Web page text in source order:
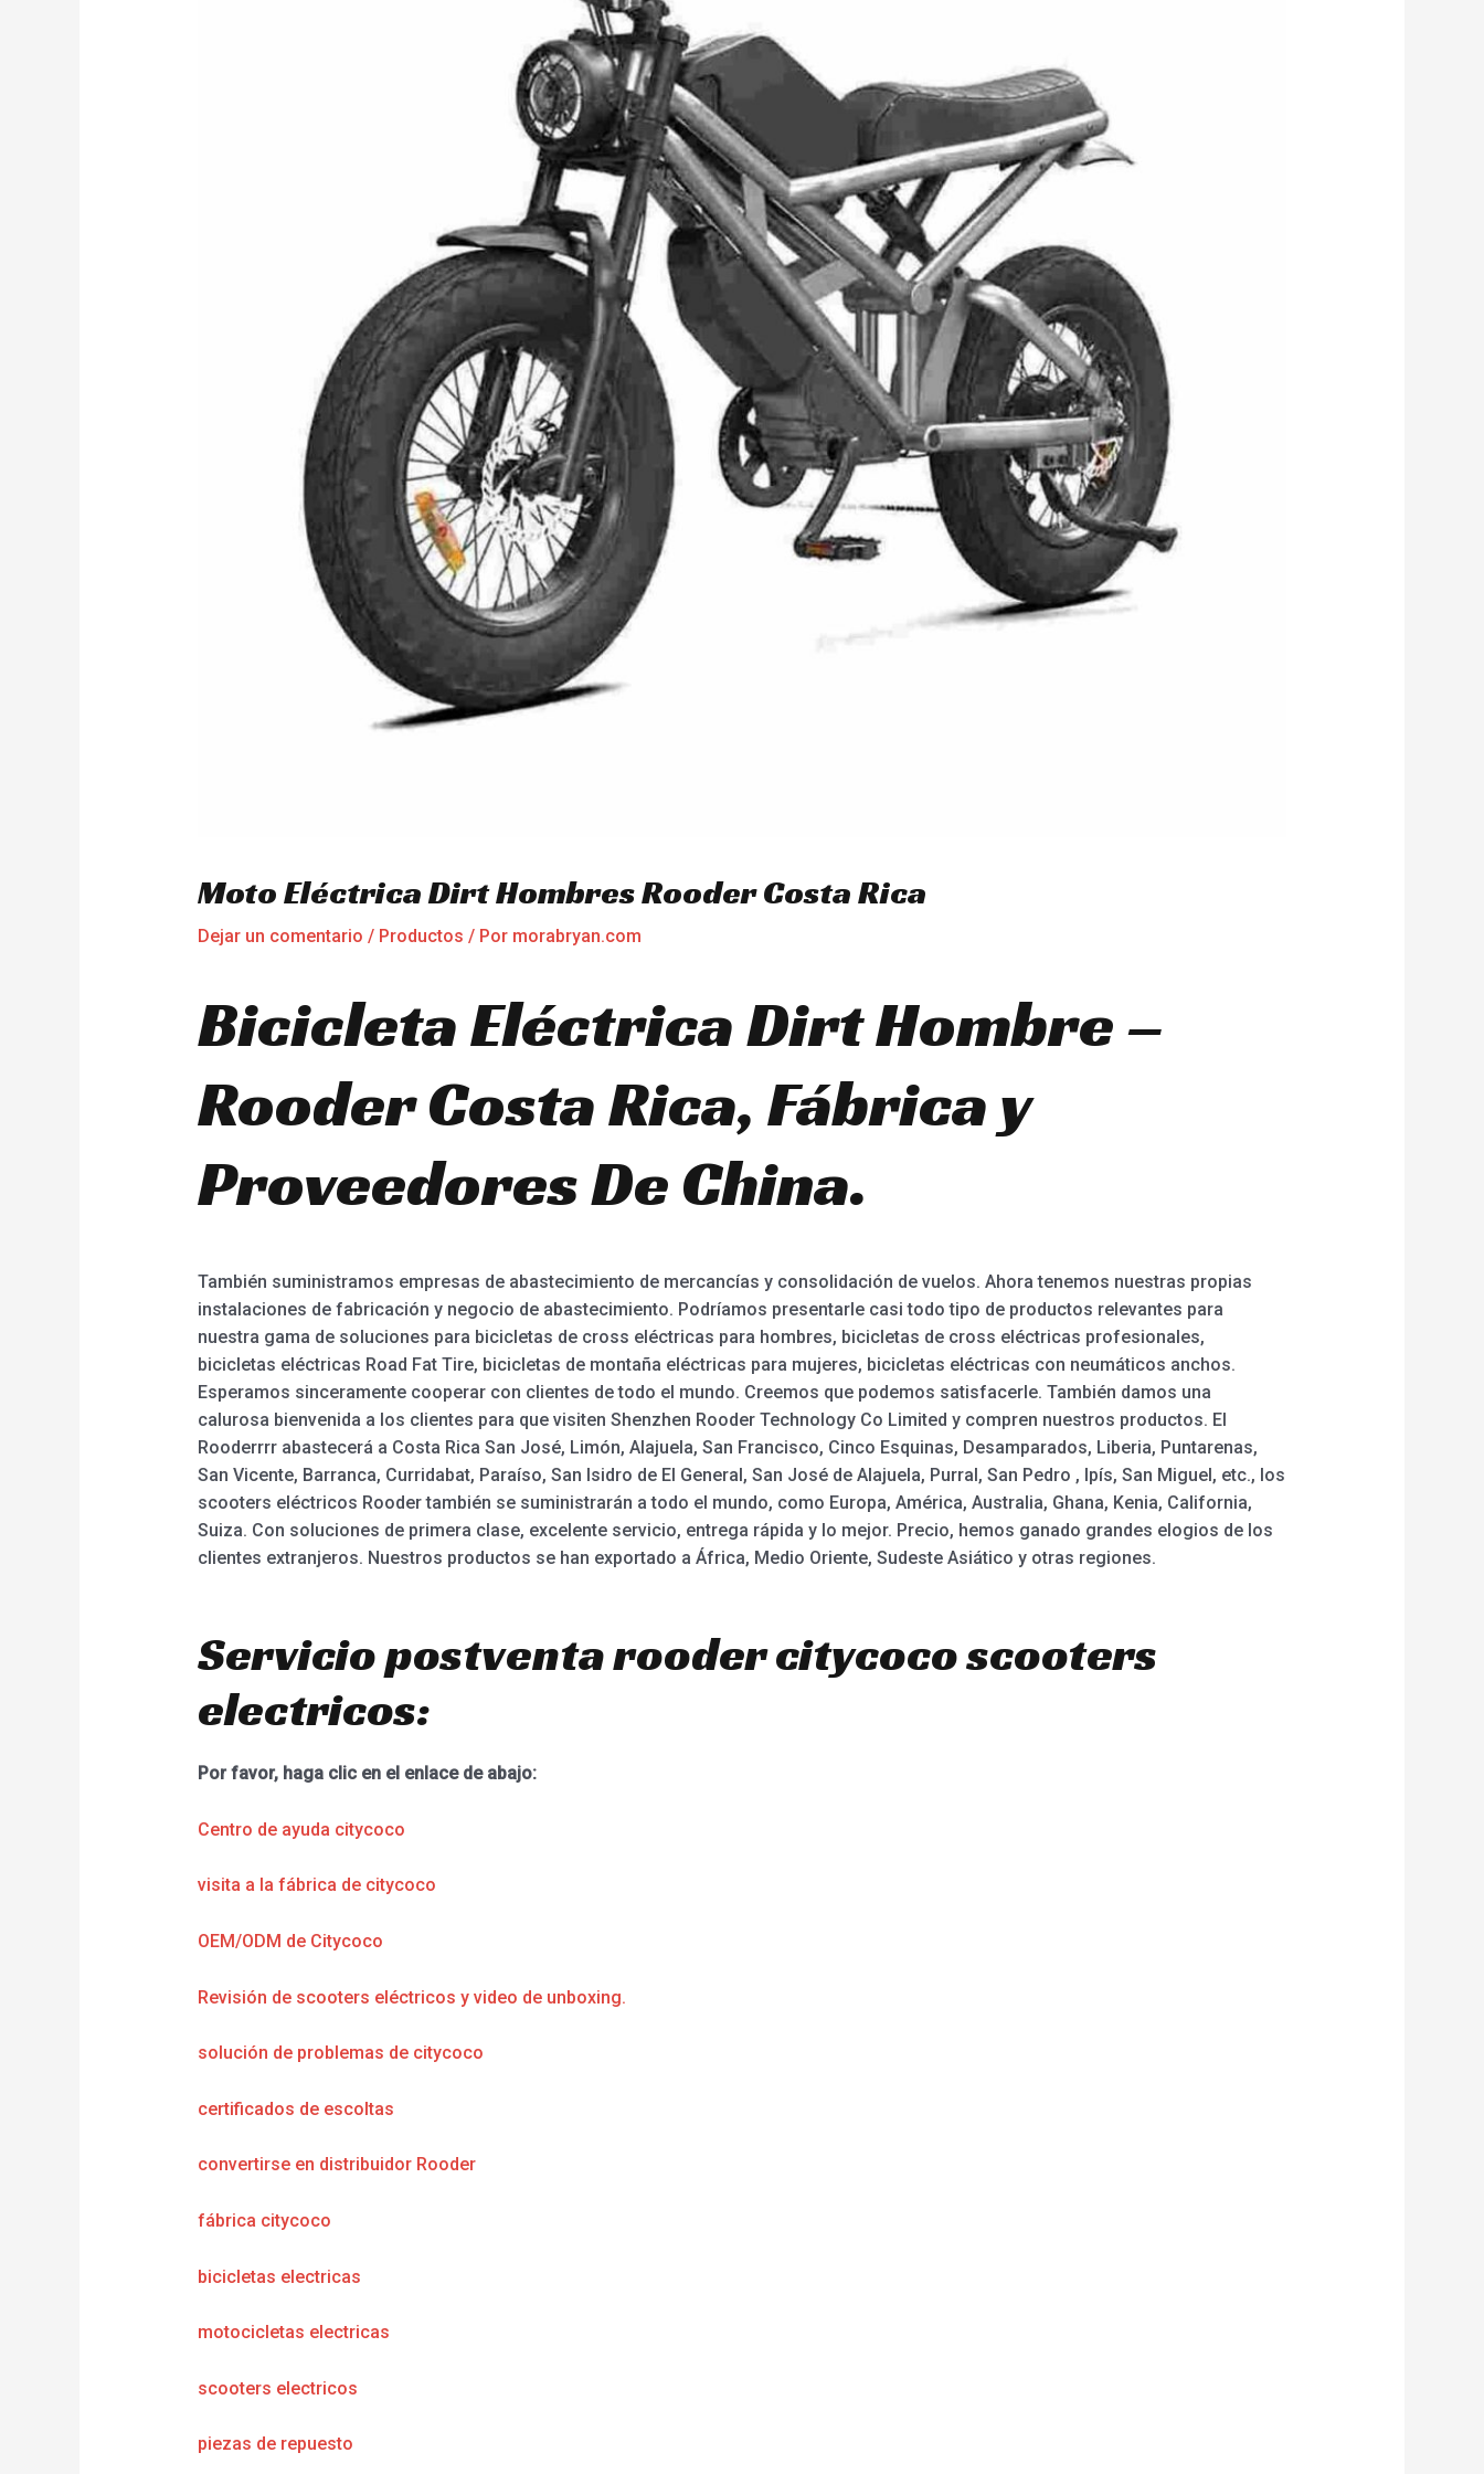
Moto Eléctrica Dirt Hombres Rooder Costa Rica
Dejar un comentario / Productos / Por morabryan.com
Bicicleta Eléctrica Dirt Hombre –
Rooder Costa Rica, Fábrica y
Proveedores De China.
También suministramos empresas de abastecimiento de mercancías y consolidación de vuelos. Ahora tenemos nuestras propias
instalaciones de fabricación y negocio de abastecimiento. Podríamos presentarle casi todo tipo de productos relevantes para
nuestra gama de soluciones para bicicletas de cross eléctricas para hombres, bicicletas de cross eléctricas profesionales,
bicicletas eléctricas Road Fat Tire, bicicletas de montaña eléctricas para mujeres, bicicletas eléctricas con neumáticos anchos.
Esperamos sinceramente cooperar con clientes de todo el mundo. Creemos que podemos satisfacerle. También damos una
calurosa bienvenida a los clientes para que visiten Shenzhen Rooder Technology Co Limited y compren nuestros productos. El
Rooderrrr abastecerá a Costa Rica San José, Limón, Alajuela, San Francisco, Cinco Esquinas, Desamparados, Liberia, Puntarenas,
San Vicente, Barranca, Curridabat, Paraíso, San Isidro de El General, San José de Alajuela, Purral, San Pedro , Ipís, San Miguel, etc., los
scooters eléctricos Rooder también se suministrarán a todo el mundo, como Europa, América, Australia, Ghana, Kenia, California,
Suiza. Con soluciones de primera clase, excelente servicio, entrega rápida y lo mejor. Precio, hemos ganado grandes elogios de los
clientes extranjeros. Nuestros productos se han exportado a África, Medio Oriente, Sudeste Asiático y otras regiones.
Servicio postventa rooder citycoco scooters
electricos:
Por favor, haga clic en el enlace de abajo:
Centro de ayuda citycoco
visita a la fábrica de citycoco
OEM/ODM de Citycoco
Revisión de scooters eléctricos y video de unboxing.
solución de problemas de citycoco
certificados de escoltas
convertirse en distribuidor Rooder
fábrica citycoco
bicicletas electricas
motocicletas electricas
scooters electricos
piezas de repuesto